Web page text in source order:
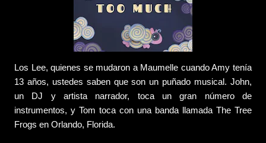
Los Lee, quienes se mudaron a Maumelle cuando Amy tenía
13 años, ustedes saben que son un puñado musical. John,
un DJ y artista narrador, toca un gran número de
instrumentos, y Tom toca con una banda llamada The Tree
Frogs en Orlando, Florida.